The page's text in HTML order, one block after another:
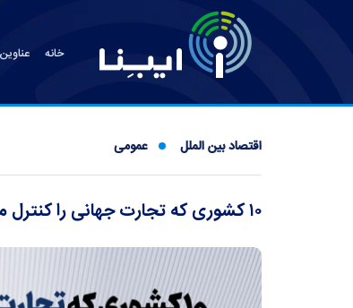
خانه
اقتصاد بین الملل عمومی
۱۰ کشوری که تجارت جهانی را کنترل می‌کنند